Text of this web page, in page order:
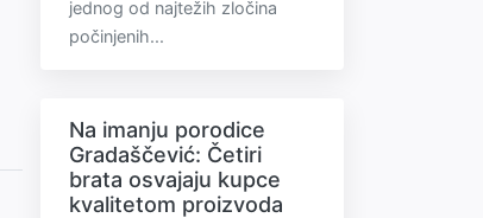
jednog od najtežih zločina
počinjenih...
Na imanju porodice
Gradaščević: Četiri
brata osvajaju kupce
kvalitetom proizvoda